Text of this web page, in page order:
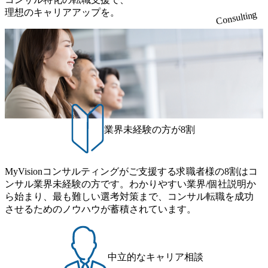
軟に取り入れながら改善サイクルを回すため、ご自身の提
案がサービスに直接反映されやすく、高い貢献度を実感で
きます。 ● 勤務地 東京都渋谷区渋谷3丁目6-7 渋谷金王タワ
ー 事業所内禁煙(入居する施設に喫煙専用室あり) ・就業規
則により就業時間内の喫煙を全面的に禁止 ・禁煙サポート
制度あり オンライン ● 必須要件 以下いずれかのご経験をお
持ちの方 ・システム・ソフトウェア開発経験3年以上 ・要
件定義～基本設計など上流経験2年以上 ・PMO経験2年以上
● 歓迎要件 ・要件定義から詳細設計までのいずれかの上流
工程の経験 ・サブリーダー以上のマネジメント経験 ・お客
様との折衝経験、交渉経験 ・組織課題に対して主体的に業
務改善に取り組まれたご経験 ・アジャイル/スクラムへの興
で主体的に動ける方 ・年齢にこだわらず、アドバイスを素
直に受け取れる方 ・推進力のある方
ンライン 書類選考通過者
社時に10日間の間みっちりとコンサルの基礎を支援)を魅力
に感じ、他Big4ではなくアビームを選ぶ方も多数 アビーム
といえばSAPをはじめとしたシステム、とイメージされる
こともあるが実態としては経営戦略策定や新規事業立案な
どのトップラインを上げるための戦略案件も多く存在 特に
スポーツ&エンターテイメント領域ではBig4に先んじて注力
し、業界内で大きな存在感を誇る 社員の多様化する生活ス
タイルやライフイベントに対応した働きやすい職場環境を
実現するため、さまざまなサポート制度を導入している 多
文化理解や女性の活躍推進などの取り組み、また、フレッ
クス制度やフリーロケーション制度、フルリモート制度な
どの多様な働き方をサポートする制度が整備されている 202
6年8月23日(日) 9:00～18:00終了 2026年8月12日(水) 16:00 202
6年8月23日(日)にSustainable SCM SU 1day選考会を開催いた
します。 当SUは「GlobalでのSCM構築」や「物流・調達コ
ストの構造改革」といった伝統的なテーマに留まらずクラ
イアントがこれから取組むべき「グリーントランスフォー
った社会課題やテーマに対して、グローバル知見と最新の
事例などを基に企業の構造改革と社会価値の創造の取り組
みを行うプロフェッショナルチームです。 今回1day選考対
無償でコンサルティングを提供している。 2026年8月29日
(土) の対面Kick-offイベントを皮切りに1か月程度のプログラ
ム ※初回プログラム : 8月29日(土)10:00～13:30 2026年8月12
日(水) 16:00 Bain & Company Tokyoでは、「Tokyo Be Bold Pr
ogram (女性候補者向け選考支援プログラム)」を実施いたし
ます。クライアントに斬新なソリューションを提供し、複
雑な経営課題を解決するために、チームのダイバーシティ
は欠かせません。是非、ユニークな視点と高い志を持つ女
性の皆様に多数ご参画頂きたいと考え、プログラムを開催
性はどのように活躍をしているのか」、「ケース面接の経
験がなく対策の仕方が知りたい」などのお声をたくさんい
食事などのカジュアルな交流、実際のプロジェクトのケー
ススタディ、1対1の模擬面接等、複数のセッションを約1か
月の期間に渡り行い、選考にご参加いただきます。コンサ
ルタント未経験の方でも、戦略コンサルタントの具体的な
仕事内容からお話をさせていただきますので、戦略コンサ
ルティングにご興味をお持ちの方は、この機会にぜひご応
にはWebテストを8月20日までに受験いただきます ・8月21
理想のキャリアアップを。
Consulting
業界未経験の方が8割
MyVisionコンサルティングがご支援する求職者様の8割はコ
ンサル業界未経験の方です。わかりやすい業界/個社説明か
ら始まり、最も難しい選考対策まで、コンサル転職を成功
させるためのノウハウが蓄積されています。
中立的なキャリア相談